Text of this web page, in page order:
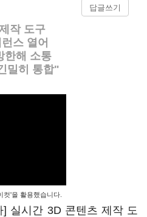
답글쓰기
작 도구
스 열어
한해 소통
밀히 통합"
컷'을 활용했습니다.
] 실시간 3D 콘텐츠 제작 도